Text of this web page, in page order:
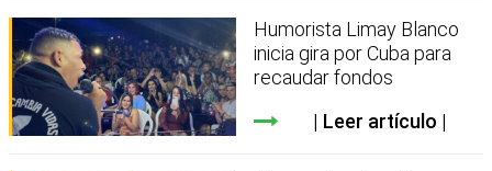
Humorista Limay Blanco
inicia gira por Cuba para
recaudar fondos
Leer artículo